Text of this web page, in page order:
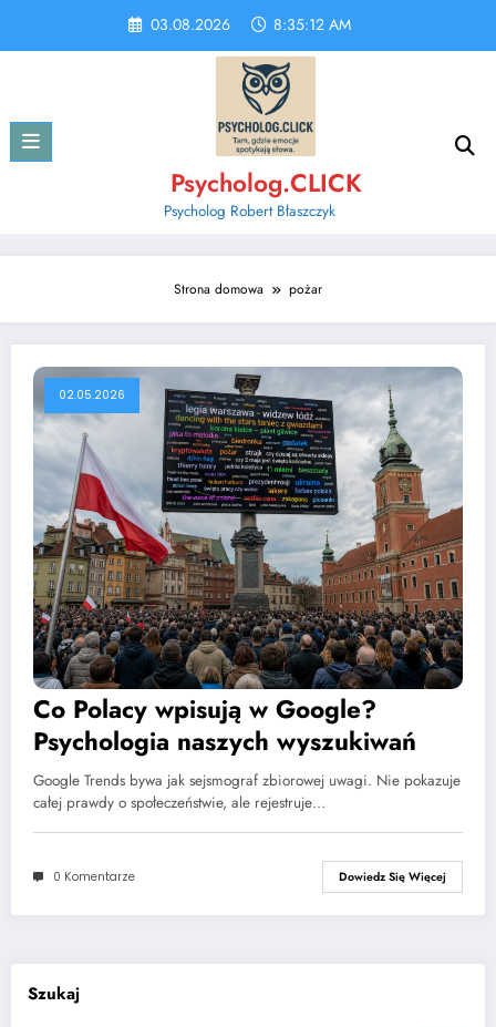
content
03.08.2026 8:35:12 AM
Psycholog.CLICK
Psycholog Robert Błaszczyk
Strona domowa pożar
02.05.2026
Co Polacy wpisują w Google?
Psychologia naszych wyszukiwań
Google Trends bywa jak sejsmograf zbiorowej uwagi. Nie pokazuje
całej prawdy o społeczeństwie, ale rejestruje…
0 Komentarze Dowiedz Się Więcej
Szukaj